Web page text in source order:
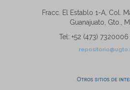
Fracc. El Establo 1-A, Col.
Guanajuato, Gto.,
Tel: +52 (473) 7320006
Otros sitios de